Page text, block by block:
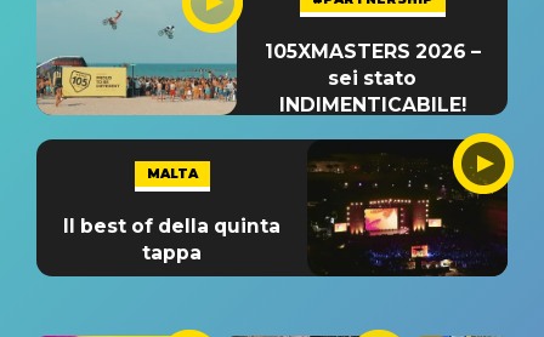
105XMASTERS 2026 –
sei stato
INDIMENTICABILE!
MALTA
Il best of della quinta
tappa